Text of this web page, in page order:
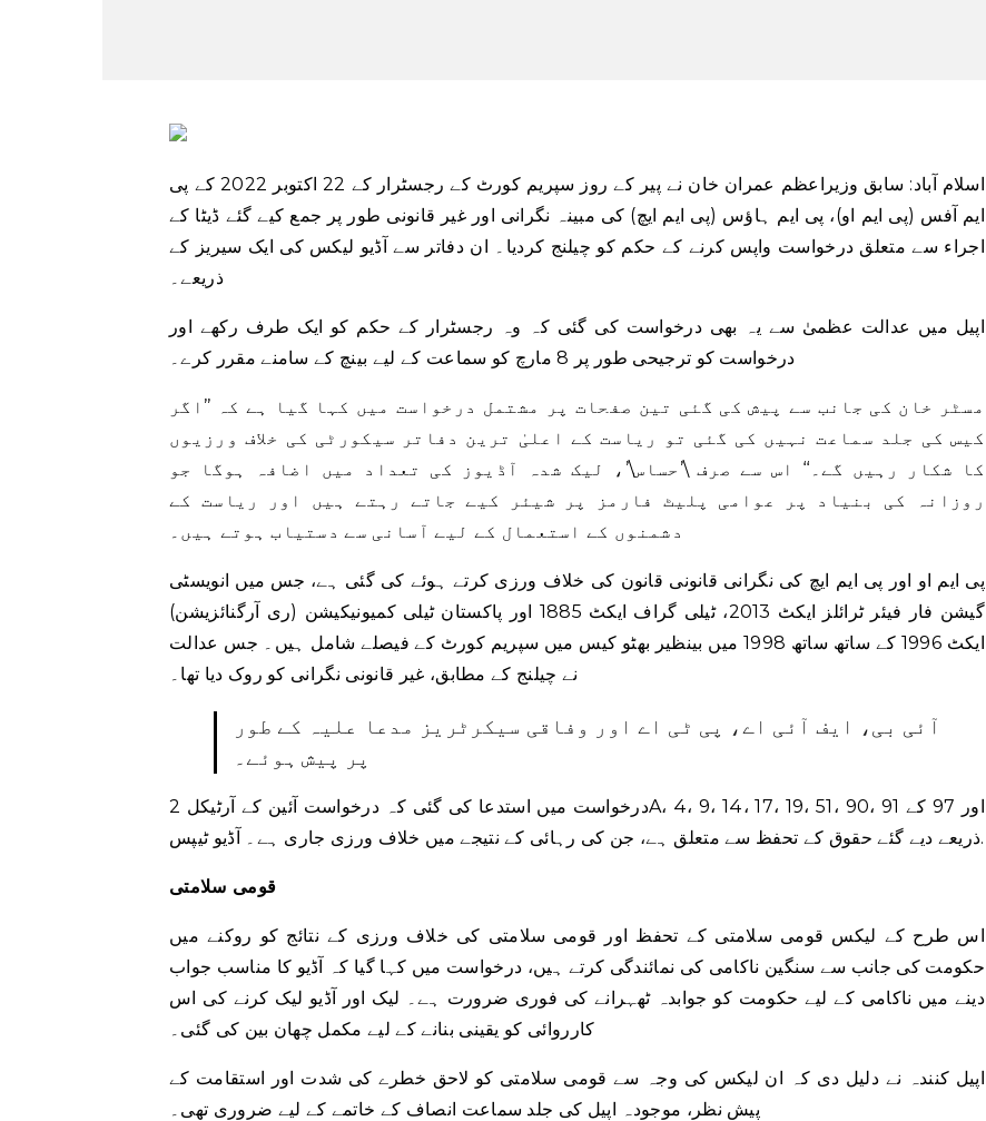
اسلام آباد: سابق وزیراعظم عمران خان نے پیر کے روز سپریم کورٹ کے رجسٹرار کے 22 اکتوبر 2022 کے پی
ایم آفس (پی ایم او)، پی ایم ہاؤس (پی ایم ایچ) کی مبینہ نگرانی اور غیر قانونی طور پر جمع کیے گئے ڈیٹا کے
اجراء سے متعلق درخواست واپس کرنے کے حکم کو چیلنج کردیا۔ ان دفاتر سے آڈیو لیکس کی ایک سیریز کے
ذریعے۔
اپیل میں عدالت عظمیٰ سے یہ بھی درخواست کی گئی کہ وہ رجسٹرار کے حکم کو ایک طرف رکھے اور
درخواست کو ترجیحی طور پر 8 مارچ کو سماعت کے لیے بینچ کے سامنے مقرر کرے۔
مسٹر خان کی جانب سے پیش کی گئی تین صفحات پر مشتمل درخواست میں کہا گیا ہے کہ ’’اگر
کیس کی جلد سماعت نہیں کی گئی تو ریاست کے اعلیٰ ترین دفاتر سیکورٹی کی خلاف ورزیوں
کا شکار رہیں گے۔‘‘ اس سے صرف \’حساس\’، لیک شدہ آڈیوز کی تعداد میں اضافہ ہوگا جو
روزانہ کی بنیاد پر عوامی پلیٹ فارمز پر شیئر کیے جاتے رہتے ہیں اور ریاست کے
دشمنوں کے استعمال کے لیے آسانی سے دستیاب ہوتے ہیں۔
پی ایم او اور پی ایم ایچ کی نگرانی قانونی قانون کی خلاف ورزی کرتے ہوئے کی گئی ہے، جس میں انویسٹی
گیشن فار فیئر ٹرائلز ایکٹ 2013، ٹیلی گراف ایکٹ 1885 اور پاکستان ٹیلی کمیونیکیشن (ری آرگنائزیشن)
ایکٹ 1996 کے ساتھ ساتھ 1998 میں بینظیر بھٹو کیس میں سپریم کورٹ کے فیصلے شامل ہیں۔ جس عدالت
نے چیلنج کے مطابق، غیر قانونی نگرانی کو روک دیا تھا۔
آئی بی، ایف آئی اے، پی ٹی اے اور وفاقی سیکرٹریز مدعا علیہ کے طور
پر پیش ہوئے۔
درخواست میں استدعا کی گئی کہ درخواست آئین کے آرٹیکل 2A، 4، 9، 14، 17، 19، 51، 90، 91 اور 97 کے
ذریعے دیے گئے حقوق کے تحفظ سے متعلق ہے، جن کی رہائی کے نتیجے میں خلاف ورزی جاری ہے۔ آڈیو ٹیپس.
قومی سلامتی
اس طرح کے لیکس قومی سلامتی کے تحفظ اور قومی سلامتی کی خلاف ورزی کے نتائج کو روکنے میں
حکومت کی جانب سے سنگین ناکامی کی نمائندگی کرتے ہیں، درخواست میں کہا گیا کہ آڈیو کا مناسب جواب
دینے میں ناکامی کے لیے حکومت کو جوابدہ ٹھہرانے کی فوری ضرورت ہے۔ لیک اور آڈیو لیک کرنے کی اس
کارروائی کو یقینی بنانے کے لیے مکمل چھان بین کی گئی۔
اپیل کنندہ نے دلیل دی کہ ان لیکس کی وجہ سے قومی سلامتی کو لاحق خطرے کی شدت اور استقامت کے
پیش نظر، موجودہ اپیل کی جلد سماعت انصاف کے خاتمے کے لیے ضروری تھی۔